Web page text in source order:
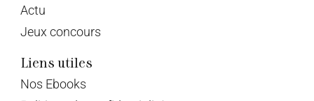
Actu
Jeux concours
Liens utiles
Nos Ebooks